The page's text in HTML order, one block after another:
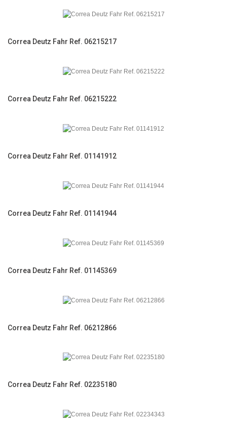
Correa Deutz Fahr Ref. 06215217
Correa Deutz Fahr Ref. 06215222
Correa Deutz Fahr Ref. 01141912
Correa Deutz Fahr Ref. 01141944
Correa Deutz Fahr Ref. 01145369
Correa Deutz Fahr Ref. 06212866
Correa Deutz Fahr Ref. 02235180